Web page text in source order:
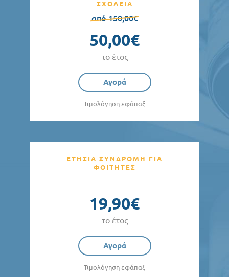
ΣΧΟΛΕΙΑ
από 150,00€
50,00€
το έτος
Αγορά
Τιμολόγηση εφάπαξ
ΕΤΗΣΙΑ ΣΥΝΔΡΟΜΗ ΓΙΑ
ΦΟΙΤΗΤΕΣ
19,90€
το έτος
Αγορά
Τιμολόγηση εφάπαξ